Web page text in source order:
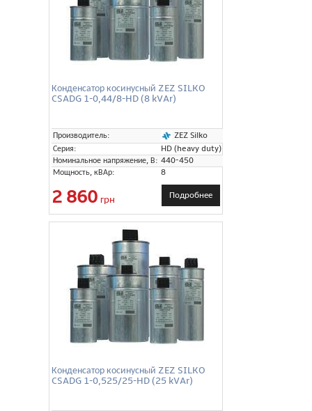
Конденсатор косинусный ZEZ SILKO
CSADG 1-0,44/8-HD (8 kVAr)
Производитель:
ZEZ Silko
Серия:
HD (heavy duty)
Номинальное напряжение, В: 440-450
Мощность, кВАр:
8
2 860 грн Подробнее
Конденсатор косинусный ZEZ SILKO
CSADG 1-0,525/25-HD (25 kVAr)